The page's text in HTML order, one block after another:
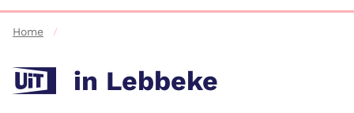
Home
UiT
in Lebbeke